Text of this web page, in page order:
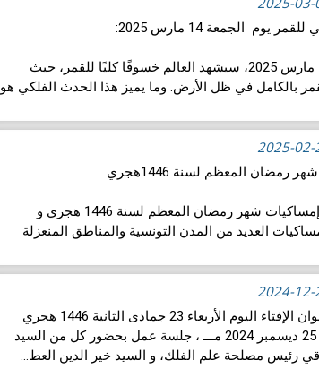
يوم الجمعة 14 مارس 2025:
في يوم 14 مارس 2025، سيشهد العالم خسوفًا كليًا للقمر، حيث
بالكامل في ظل الأرض. وما يميز هذا الحدث الفلكي هو
2025-02-
رمضان المعظم لسنة 1446هجري
في مايلي إمساكيات شهر رمضان المعظم لسنة 1446 هجري و
العديد من المدن التونسية والمناطق المنعزلة
قراءة المزيد
2024-12-
انعقدت بديوان الإفتاء اليوم الأربعاء 23 جمادى الثانية 1446 هجري
الموافق لـ 25 ديسمبر 2024 مـــ ، جلسة عمل بحضور كل من السيد
رئيس مصلحة علم الفلك، و السيد خير الدين العط…